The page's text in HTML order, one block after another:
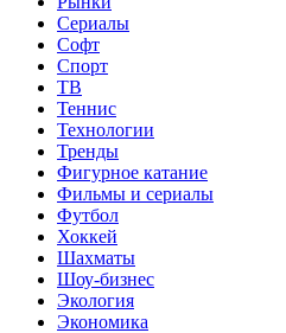
Сериалы
Софт
Спорт
ТВ
Теннис
Технологии
Тренды
Фигурное катание
Фильмы и сериалы
Футбол
Хоккей
Шахматы
Шоу-бизнес
Экология
Экономика